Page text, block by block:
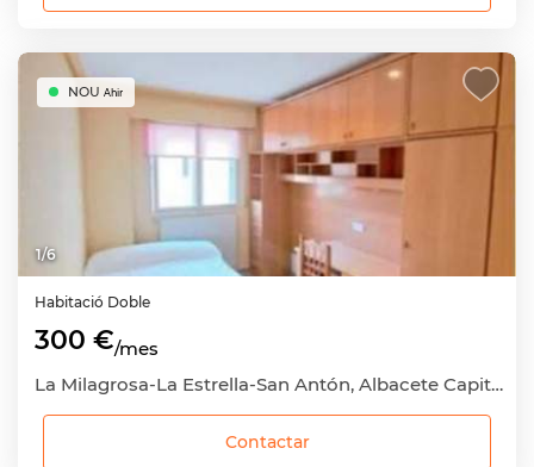
1/6
NOU Ahir
Habitació Doble
300 €/mes
La Milagrosa-La Estrella-San Antón, Albacete Capital, Albacete
Contactar